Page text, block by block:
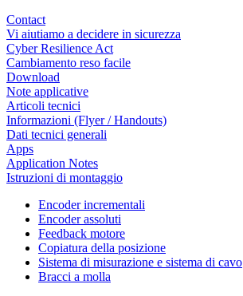
Contact
Vi aiutiamo a decidere in sicurezza
Cyber Resilience Act
Cambiamento reso facile
Download
Note applicative
Articoli tecnici
Informazioni (Flyer / Handouts)
Dati tecnici generali
Apps
Application Notes
Istruzioni di montaggio
Encoder incrementali
Encoder assoluti
Feedback motore
Copiatura della posizione
Sistema di misurazione e sistema di cavo
Bracci a molla